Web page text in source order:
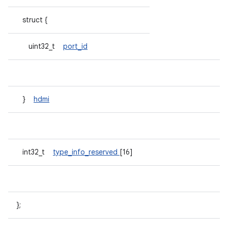
struct {
uint32_t port_id
} hdmi
int32_t type_info_reserved [16]
};